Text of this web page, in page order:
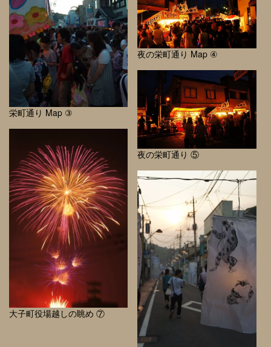
栄町通り Map ③
夜の栄町通り Map ④
夜の栄町通り ⑤
大子町役場越しの眺め ⑦